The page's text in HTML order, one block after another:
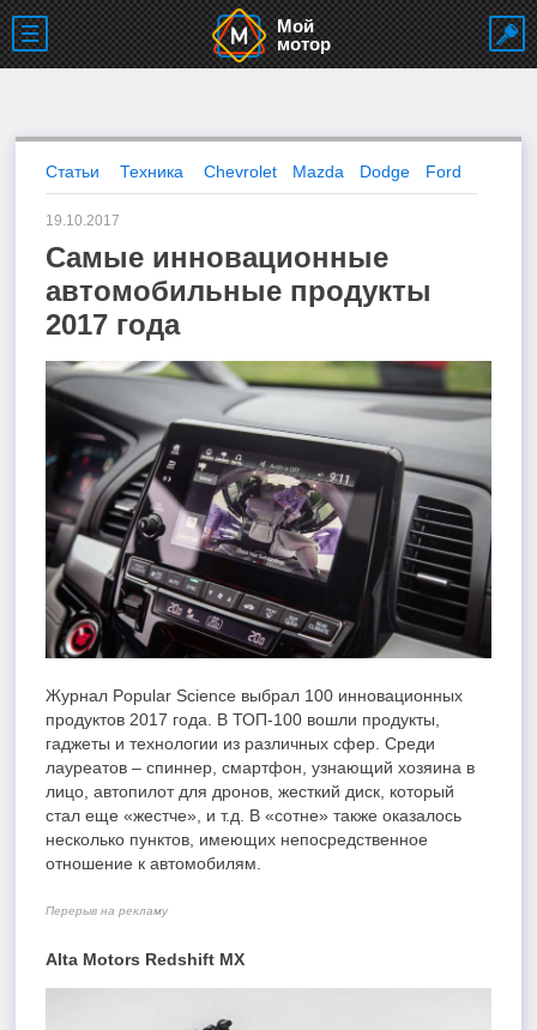
Мой
мотор
Статьи Техника Chevrolet Mazda Dodge Ford
19.10.2017
Самые инновационные
автомобильные продукты
2017 года
Журнал Popular Science выбрал 100 инновационных
продуктов 2017 года. В ТОП-100 вошли продукты,
гаджеты и технологии из различных сфер. Среди
лауреатов – спиннер, смартфон, узнающий хозяина в
лицо, автопилот для дронов, жесткий диск, который
стал еще «жестче», и т.д. В «сотне» также оказалось
несколько пунктов, имеющих непосредственное
отношение к автомобилям.
Перерыв на рекламу
Alta Motors Redshift MX